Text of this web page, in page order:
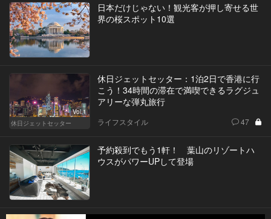
日本だけじゃない！観光客が押し寄せる世
界の桜スポット10選
Vol.1
休日ジェットセッター
休日ジェットセッター：1泊2日で香港に行
こう！34時間の滞在で満喫できるラグジュ
アリーな弾丸旅行
ライフスタイル 47
予約殺到でもう1軒！ 葉山のリゾートハ
ウスがパワーUPして登場